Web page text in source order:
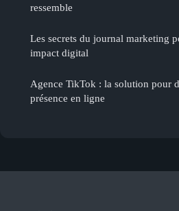
ressemble
Les secrets du journal marketing
impact digital
Agence TikTok : la solution pour
présence en ligne